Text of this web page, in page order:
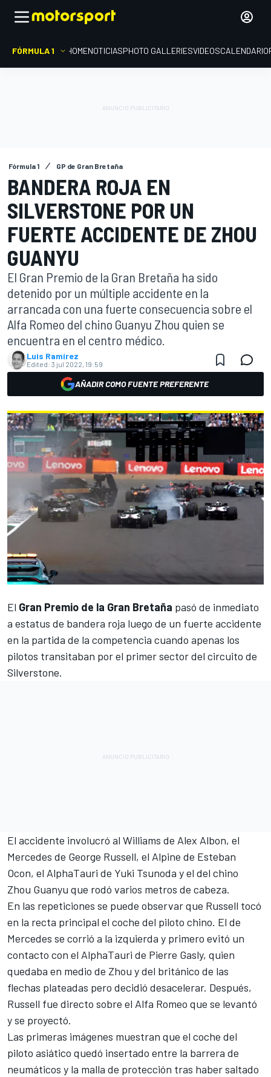
FÓRMULA 1 HOMENOTICIASPHOTO GALLERIESVIDEOSCALENDARIO
Fórmula 1 GP de Gran Bretaña
BANDERA ROJA EN
SILVERSTONE POR UN
FUERTE ACCIDENTE DE ZHOU
GUANYU
El Gran Premio de la Gran Bretaña ha sido
detenido por un múltiple accidente en la
arrancada con una fuerte consecuencia sobre el
Alfa Romeo del chino Guanyu Zhou quien se
encuentra en el centro médico.
Luis Ramírez
Edited: 3 jul 2022, 19:59
AÑADIR COMO FUENTE PREFERENTE
El Gran Premio de la Gran Bretaña pasó de inmediato
a estatus de bandera roja luego de un fuerte accidente
en la partida de la competencia cuando apenas los
pilotos transitaban por el primer sector del circuito de
Silverstone.
El accidente involucró al Williams de Alex Albon, el
Mercedes de George Russell, el Alpine de Esteban
Ocon, el AlphaTauri de Yuki Tsunoda y el del chino
Zhou Guanyu que rodó varios metros de cabeza.
En las repeticiones se puede observar que Russell tocó
en la recta principal el coche del piloto chino. El de
Mercedes se corrió a la izquierda y primero evitó un
contacto con el AlphaTauri de Pierre Gasly, quien
quedaba en medio de Zhou y del británico de las
flechas plateadas pero decidió desacelerar. Después,
Russell fue directo sobre el Alfa Romeo que se levantó
y se proyectó.
Las primeras imágenes muestran que el coche del
piloto asiático quedó insertado entre la barrera de
neumáticos y la malla de protección tras haber saltado